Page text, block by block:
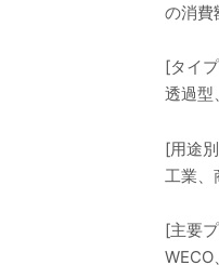
の消費
[タイ
透過型
[用途
工業、
[主要